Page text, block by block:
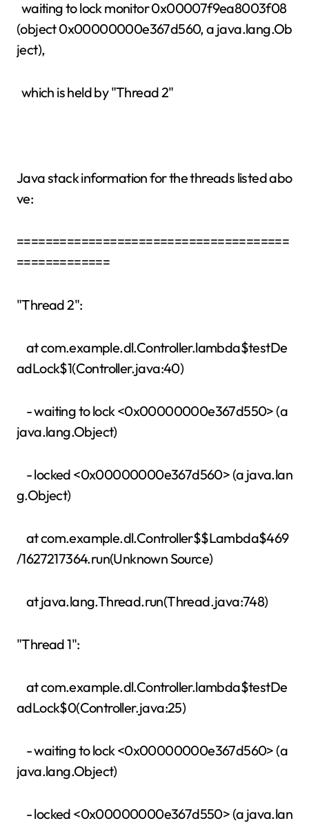
waiting to lock monitor 0x00007f9ea8003f08
(object 0x00000000e367d560, a java.lang.Ob
ject),
which is held by "Thread 2"
Java stack information for the threads listed abo
ve:
======================================
=============
"Thread 2":
at com.example.dl.Controller.lambda$testDe
adLock$1(Controller.java:40)
- waiting to lock <0x00000000e367d550> (a
java.lang.Object)
- locked <0x00000000e367d560> (a java.lan
g.Object)
at com.example.dl.Controller$$Lambda$469
/1627217364.run(Unknown Source)
at java.lang.Thread.run(Thread.java:748)
"Thread 1":
at com.example.dl.Controller.lambda$testDe
adLock$0(Controller.java:25)
- waiting to lock <0x00000000e367d560> (a
java.lang.Object)
- locked <0x00000000e367d550> (a java.lan